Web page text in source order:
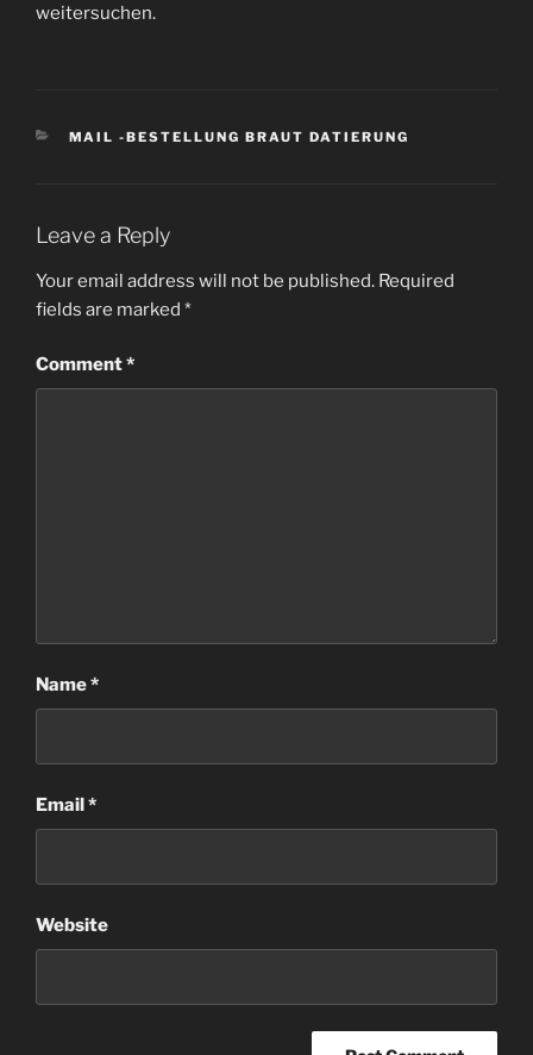
weitersuchen.
CATEGORIES
MAIL -BESTELLUNG BRAUT DATIERUNG
Leave a Reply
Your email address will not be published. Required
fields are marked *
Comment*
Name*
Email*
Website